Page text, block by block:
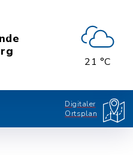
21 °C
Digitaler
Ortsplan